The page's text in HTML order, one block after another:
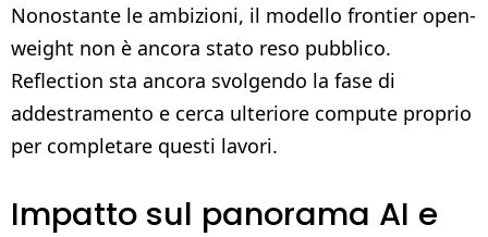
Nonostante le ambizioni, il modello frontier open-
weight non è ancora stato reso pubblico.
Reflection sta ancora svolgendo la fase di
addestramento e cerca ulteriore compute proprio
per completare questi lavori.
Impatto sul panorama AI e